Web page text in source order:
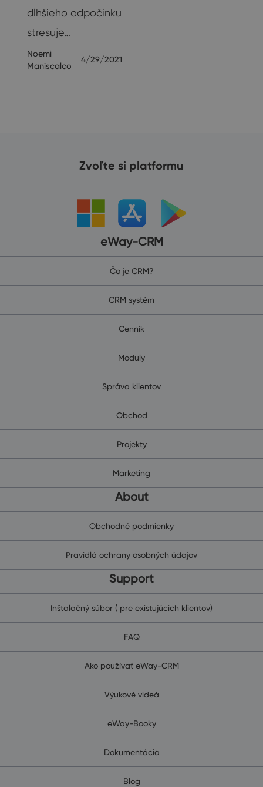
dlhšieho odpočinku
stresuje…
Noemi
Maniscalco
4/29/2021
Zvoľte si platformu
eWay-CRM
Čo je CRM?
CRM systém
Cenník
Moduly
Správa klientov
Obchod
Projekty
Marketing
About
Obchodné podmienky
Pravidlá ochrany osobných údajov
Support
Inštalačný súbor ( pre existujúcich klientov)
FAQ
Ako používať eWay-CRM
Výukové videá
eWay-Booky
Dokumentácia
Blog